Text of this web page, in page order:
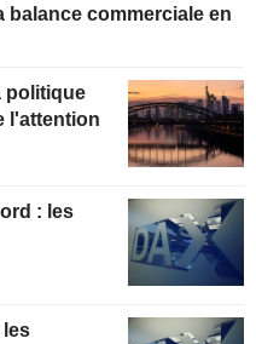
commerciale en
politique
l'attention
: les
les